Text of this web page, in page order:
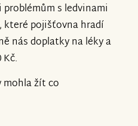
s ledvinami
, které pojišťovna hradí
nás doplatky na léky a
mohla žít co